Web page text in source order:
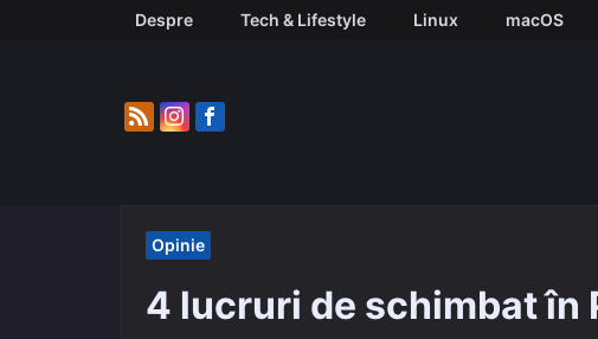
Despre Tech & Lifestyle Linux macOS
Opinie
4 lucruri de schimbat în